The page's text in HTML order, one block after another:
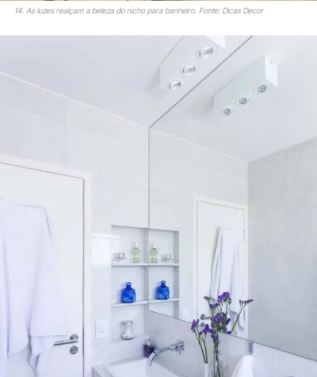
14. As luzes realçam a beleza do nicho para banheiro. Fonte: Dicas Decor